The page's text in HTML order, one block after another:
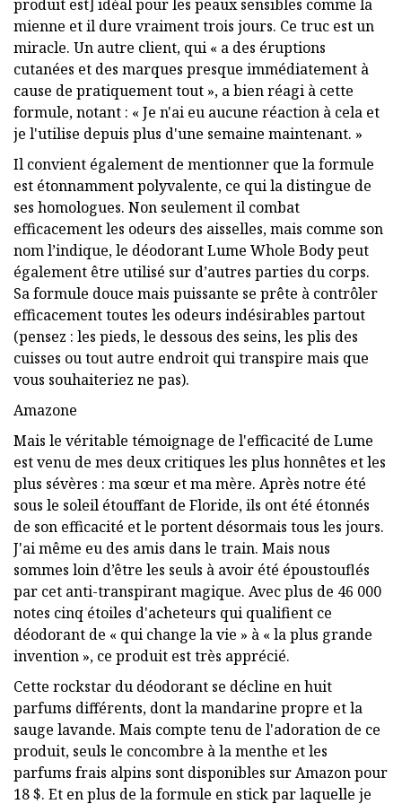
produit est] idéal pour les peaux sensibles comme la
mienne et il dure vraiment trois jours. Ce truc est un
miracle. Un autre client, qui « a des éruptions
cutanées et des marques presque immédiatement à
cause de pratiquement tout », a bien réagi à cette
formule, notant : « Je n'ai eu aucune réaction à cela et
je l'utilise depuis plus d'une semaine maintenant. »
Il convient également de mentionner que la formule
est étonnamment polyvalente, ce qui la distingue de
ses homologues. Non seulement il combat
efficacement les odeurs des aisselles, mais comme son
nom l’indique, le déodorant Lume Whole Body peut
également être utilisé sur d’autres parties du corps.
Sa formule douce mais puissante se prête à contrôler
efficacement toutes les odeurs indésirables partout
(pensez : les pieds, le dessous des seins, les plis des
cuisses ou tout autre endroit qui transpire mais que
vous souhaiteriez ne pas).
Amazone
Mais le véritable témoignage de l'efficacité de Lume
est venu de mes deux critiques les plus honnêtes et les
plus sévères : ma sœur et ma mère. Après notre été
sous le soleil étouffant de Floride, ils ont été étonnés
de son efficacité et le portent désormais tous les jours.
J'ai même eu des amis dans le train. Mais nous
sommes loin d’être les seuls à avoir été époustouflés
par cet anti-transpirant magique. Avec plus de 46 000
notes cinq étoiles d'acheteurs qui qualifient ce
déodorant de « qui change la vie » à « la plus grande
invention », ce produit est très apprécié.
Cette rockstar du déodorant se décline en huit
parfums différents, dont la mandarine propre et la
sauge lavande. Mais compte tenu de l'adoration de ce
produit, seuls le concombre à la menthe et les
parfums frais alpins sont disponibles sur Amazon pour
18 $. Et en plus de la formule en stick par laquelle je